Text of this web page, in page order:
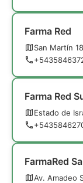
Farma Red
San Martín
Farma Red
Estado de
FarmaRed
Av. Amadeo